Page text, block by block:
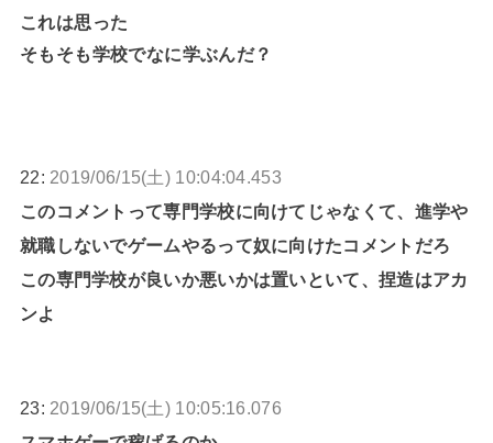
これは思った
そもそも学校でなに学ぶんだ？
22: 2019/06/15(土) 10:04:04.453
このコメントって専門学校に向けてじゃなくて、進学や
就職しないでゲームやるって奴に向けたコメントだろ
この専門学校が良いか悪いかは置いといて、捏造はアカ
ンよ
23: 2019/06/15(土) 10:05:16.076